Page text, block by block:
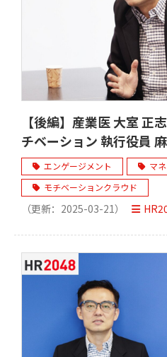
【後編】産業医 大室
チベーション 執行役員
『甘え』をなくす」
エンゲージメント
マ
モチベーションクラウド
（更新： 2025-03-21）